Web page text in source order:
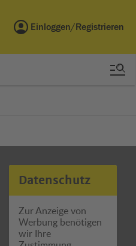
Einloggen/Registrieren
Datenschutz
Zur Anzeige von
Werbung benötigen
wir Ihre